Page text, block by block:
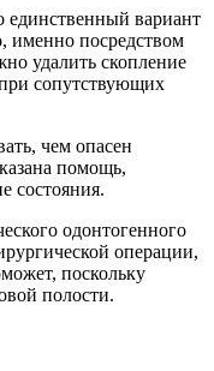
единственный вариант
именно посредством
удалить скопление
сопутствующих
чем опасен
помощь,
состояния.
одонтогенного
операции,
поскольку
полости.